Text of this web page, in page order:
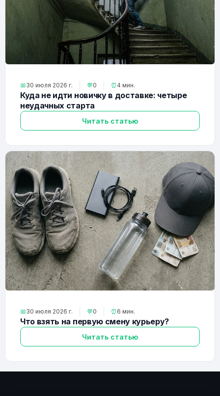
📅30 июля 2026 г. 💬0 ⏰ 4 мин.
Куда не идти новичку в доставке: четыре
неудачных старта
Читать статью
📅30 июля 2026 г. 💬0 ⏰ 6 мин.
Что взять на первую смену курьеру?
Читать статью